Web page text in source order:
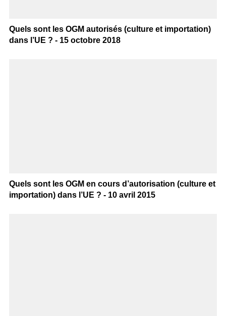
Quels sont les OGM autorisés (culture et importation)
dans l’UE ? - 15 octobre 2018
Quels sont les OGM en cours d’autorisation (culture et
importation) dans l’UE ? - 10 avril 2015